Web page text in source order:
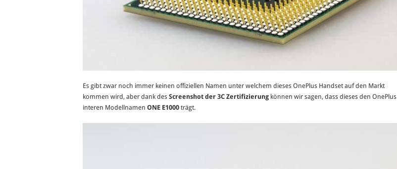
Es gibt zwar noch immer keinen offiziellen Namen unter welchem dieses OnePlus Handset auf den Markt
kommen wird, aber dank des Screenshot der 3C Zertifizierung können wir sagen, dass dieses den OnePlus
interen Modellnamen ONE E1000 trägt.